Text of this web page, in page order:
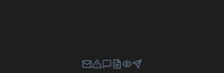
Newsletter
Canal de Denuncias
Buzón de Sugerencias
Perfil Contratante
Ley de Transparencia
Contacta con nosotros